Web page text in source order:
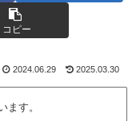
コピー
2024.06.29 2025.03.30
ます。